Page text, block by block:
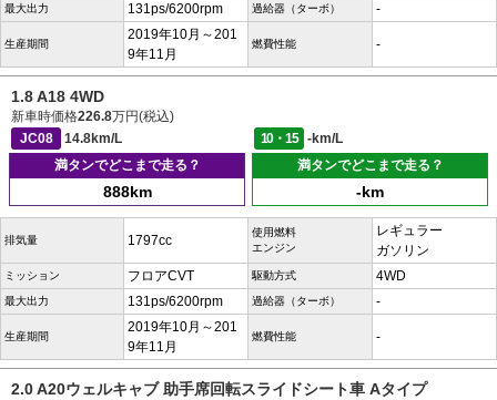
最大出力 131ps/6200rpm 過給器（ターボ） -
生産期間
2019年10月～201
9年11月
燃費性能 -
1.8 A18 4WD
新車時価格226.8万円(税込)
JC08
14.8km/L 10・15
-km/L
満タンでどこまで走る？
888km
満タンでどこまで走る？
-km
排気量 1797cc
使用燃料
エンジン
レギュラー
ガソリン
ミッション フロアCVT 駆動方式 4WD
最大出力 131ps/6200rpm 過給器（ターボ） -
生産期間
2019年10月～201
9年11月
燃費性能 -
2.0 A20ウェルキャブ 助手席回転スライドシート車 Aタイプ